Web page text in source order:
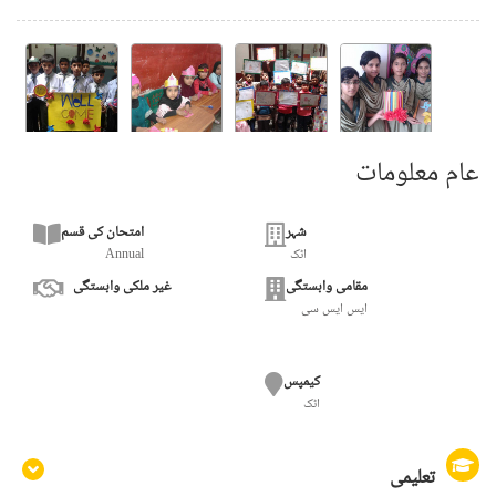
عام معلومات
شہر
اٹک
امتحان کی قسم
Annual
مقامی وابستگی
ایس ایس سی
غیر ملکی وابستگی
کیمپس
اٹک
تعلیمی